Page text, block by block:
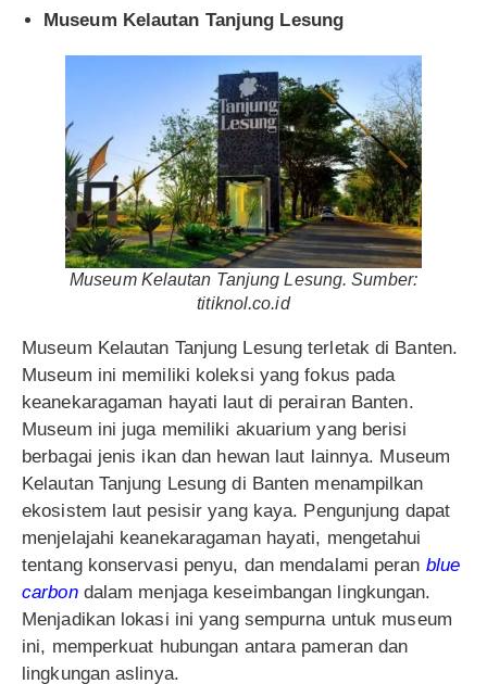
Museum Kelautan Tanjung Lesung
Museum Kelautan Tanjung Lesung. Sumber:
titiknol.co.id
Museum Kelautan Tanjung Lesung terletak di Banten.
Museum ini memiliki koleksi yang fokus pada
keanekaragaman hayati laut di perairan Banten.
Museum ini juga memiliki akuarium yang berisi
berbagai jenis ikan dan hewan laut lainnya. Museum
Kelautan Tanjung Lesung di Banten menampilkan
ekosistem laut pesisir yang kaya. Pengunjung dapat
menjelajahi keanekaragaman hayati, mengetahui
tentang konservasi penyu, dan mendalami peran blue
carbondalam menjaga keseimbangan lingkungan.
Menjadikan lokasi ini yang sempurna untuk museum
ini, memperkuat hubungan antara pameran dan
lingkungan aslinya.